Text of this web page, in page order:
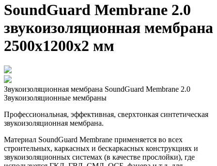
SoundGuard Membrane 2.0
звукоизоляционная мембрана
2500x1200x2 мм
Звукоизоляционная мембрана SoundGuard Membranе 2.0
Звукоизоляционные мембраны
Профессиональная, эффективная, сверхтонкая синтетическая
звукоизоляционная мембрана.
Материал SoundGuard Membrane применяется во всех
строительных, каркасных и бескаркасных конструкциях и
звукоизоляционных системах (в качестве прослойки), где